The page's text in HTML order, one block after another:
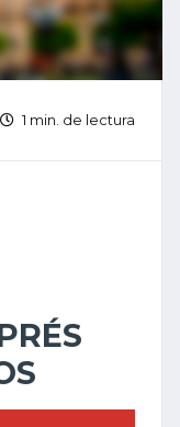
1 min. de lectura